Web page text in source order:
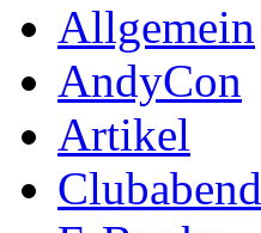
Allgemein
AndyCon
Artikel
Clubabend